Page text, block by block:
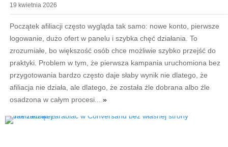
19 kwietnia 2026
Początek afiliacji często wygląda tak samo: nowe konto, pierwsze
logowanie, dużo ofert w panelu i szybka chęć działania. To
zrozumiałe, bo większość osób chce możliwie szybko przejść do
praktyki. Problem w tym, że pierwsza kampania uruchomiona bez
przygotowania bardzo często daje słaby wynik nie dlatego, że
afiliacja nie działa, ale dlatego, że została źle dobrana albo źle
osadzona w całym procesi... »